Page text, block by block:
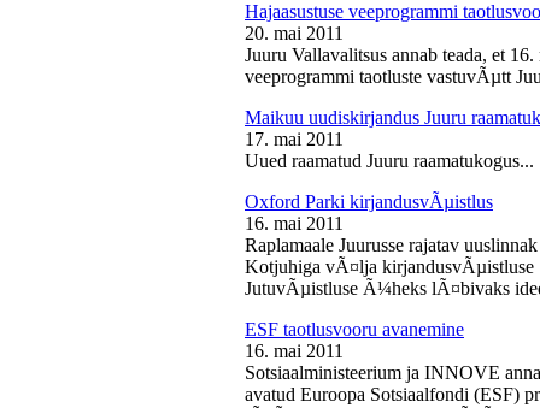
Hajaasustuse veeprogrammi
20. mai 2011
Juuru Vallavalitsus annab teada, et
veeprogrammi taotluste vastuvÃµtt
Maikuu uudiskirjandus Juuru
17. mai 2011
Uued raamatud Juuru raamatukogus...
Oxford Parki kirjandusvÃµistlus
16. mai 2011
Raplamaale Juurusse rajatav
Kotjuhiga vÃ¤lja
JutuvÃµistluse Ã¼heks lÃ¤bivaks
ESF taotlusvooru avanemine
16. mai 2011
Sotsiaalministeerium ja INNOVE
avatud Euroopa Sotsiaalfondi (ESF)